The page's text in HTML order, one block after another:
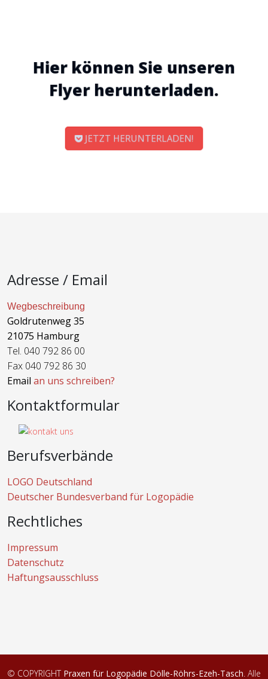
Hier können Sie unseren
Flyer herunterladen.
JETZT HERUNTERLADEN!
Adresse / Email
Wegbeschreibung
Goldrutenweg 35
21075 Hamburg
Tel. 040 792 86 00
Fax 040 792 86 30
Email an uns schreiben?
Kontaktformular
Berufsverbände
LOGO Deutschland
Deutscher Bundesverband für Logopädie
Rechtliches
Impressum
Datenschutz
Haftungsausschluss
© COPYRIGHT Praxen für Logopädie Dölle-Röhrs-Ezeh-Tasch. Alle